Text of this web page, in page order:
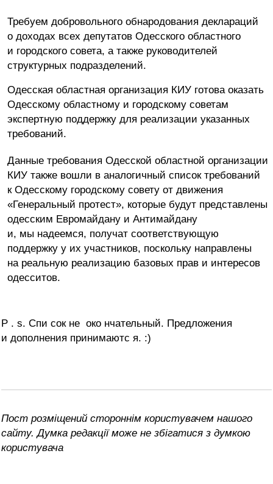
Требуем добровольного обнародования деклараций
о доходах всех депутатов Одесского областного
и городского совета, а также руководителей
структурных подразделений.
Одесская областная организация КИУ готова оказать
Одесскому областному и городскому советам
экспертную поддержку для реализации указанных
требований.
Данные требования Одесской областной организации
КИУ также вошли в аналогичный список требований
к Одесскому городскому совету от движения
«Генеральный протест», которые будут представлены
одесским Евромайдану и Антимайдану
и, мы надеемся, получат соответствующую
поддержку у их участников, поскольку направлены
на реальную реализацию базовых прав и интересов
одесситов.
P . s. Спи сок не око нчательный. Предложения
и дополнения принимаютс я. :)
Пост розміщений стороннім користувачем нашого
сайту. Думка редакції може не збігатися з думкою
користувача